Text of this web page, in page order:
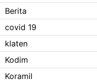
Berita
covid 19
klaten
Kodim
Koramil